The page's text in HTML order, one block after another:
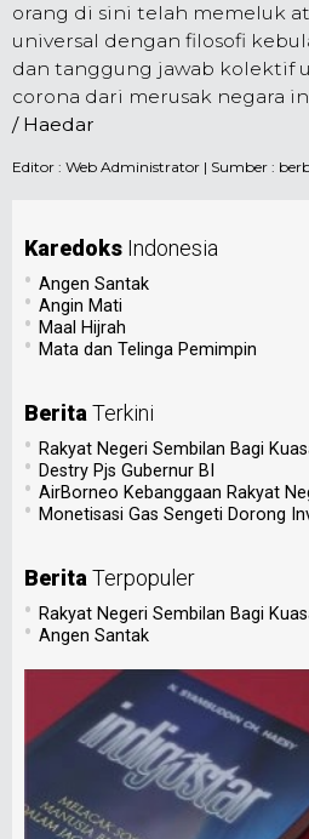
orang di sini telah memeluk
universal dengan filosofi
dan tanggung jawab kolektif
corona dari merusak negara
/ Haedar
Editor : Web Administrator | Sumber :
Karedoks Indonesia
• Angen Santak
• Angin Mati
• Maal Hijrah
• Mata dan Telinga Pemimpin
Berita Terkini
• Rakyat Negeri Sembilan Bagi
• Destry Pjs Gubernur BI
• AirBorneo Kebanggaan Rakyat
• Monetisasi Gas Sengeti Dorong
Berita Terpopuler
• Rakyat Negeri Sembilan Bagi
• Angen Santak